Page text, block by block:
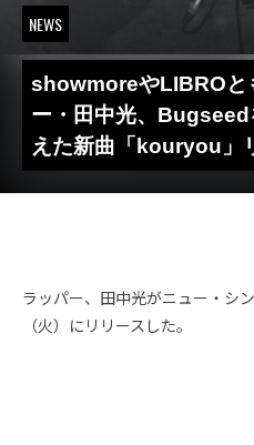
NEWS
showmoreやLIBROと
ー・田中光、Bugseed
えた新曲「kouryou」
ラッパー、田中光がニュー・シ
（火）にリリースした。